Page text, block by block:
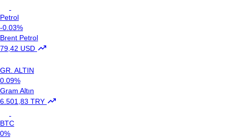
Petrol
-0.03%
Brent Petrol
79,42 USD
GR. ALTIN
0.09%
Gram Altın
6.501,83 TRY
BTC
0%